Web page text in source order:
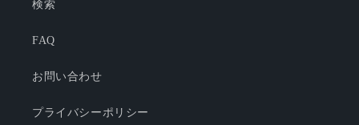
検索
FAQ
お問い合わせ
プライバシーポリシー